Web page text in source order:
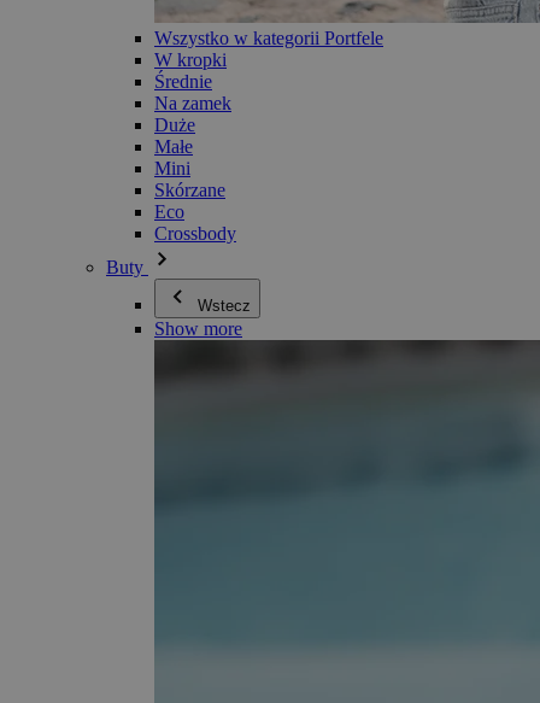
Wszystko w kategorii Portfele
W kropki
Średnie
Na zamek
Duże
Małe
Mini
Skórzane
Eco
Crossbody
Buty
Wstecz
Show more